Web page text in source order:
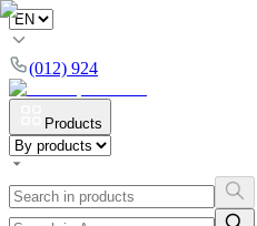
(012) 924
Products